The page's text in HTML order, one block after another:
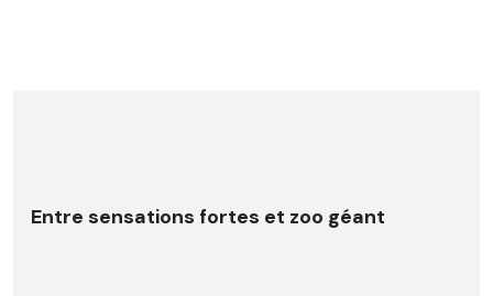
Entre sensations fortes et zoo géant